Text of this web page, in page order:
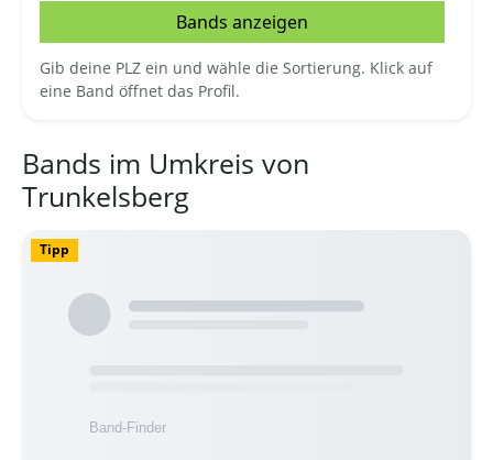
Bands anzeigen
Gib deine PLZ ein und wähle die Sortierung. Klick auf
eine Band öffnet das Profil.
Bands im Umkreis von
Trunkelsberg
Tipp